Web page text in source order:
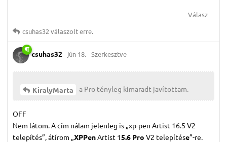
Válasz
csuhas32 válaszolt erre.
csuhas32 jún 18. Szerkesztve
KiralyMarta a Pro tényleg kimaradt javítottam.
OFF
Nem látom. A cím nálam jelenleg is „xp-pen Artist 16.5 V2
telepítés”, átírom „ XPPen Artist 15.6 Pro V2 telepítése”-re.